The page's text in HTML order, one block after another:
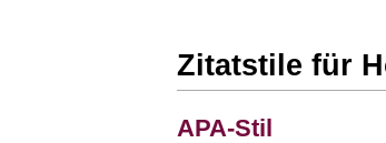
Zitatstile für
APA-Stil